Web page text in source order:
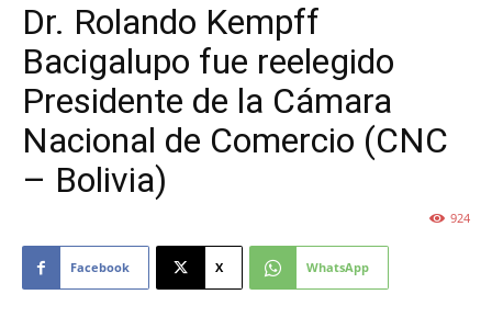
Dr. Rolando Kempff
Bacigalupo fue reelegido
Presidente de la Cámara
Nacional de Comercio (CNC
– Bolivia)
924
Facebook X WhatsApp